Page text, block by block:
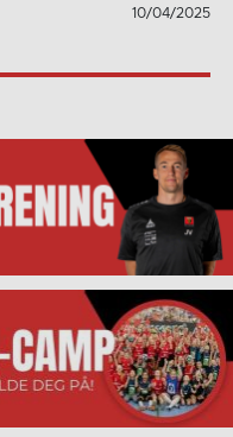
10/04/2025